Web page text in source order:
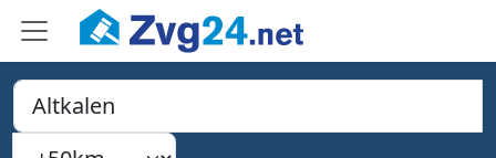
PLZ, Ort oder Bundesland
Type 1 or more characters for results.
Suchradius